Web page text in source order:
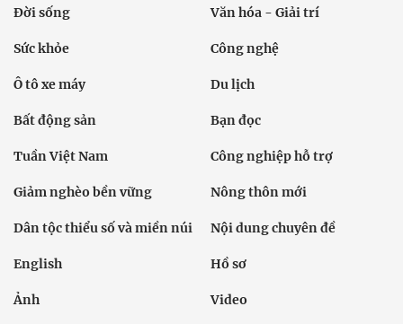
Đời sống Văn hóa - Giải trí
Sức khỏe Công nghệ
Ô tô xe máy Du lịch
Bất động sản Bạn đọc
Tuần Việt Nam Công nghiệp hỗ trợ
Giảm nghèo bền vững Nông thôn mới
Dân tộc thiểu số và miền núi Nội dung chuyên đề
English Hồ sơ
Ảnh Video